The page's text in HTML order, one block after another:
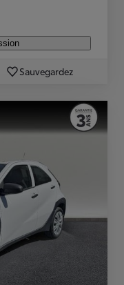
Sauvegardez